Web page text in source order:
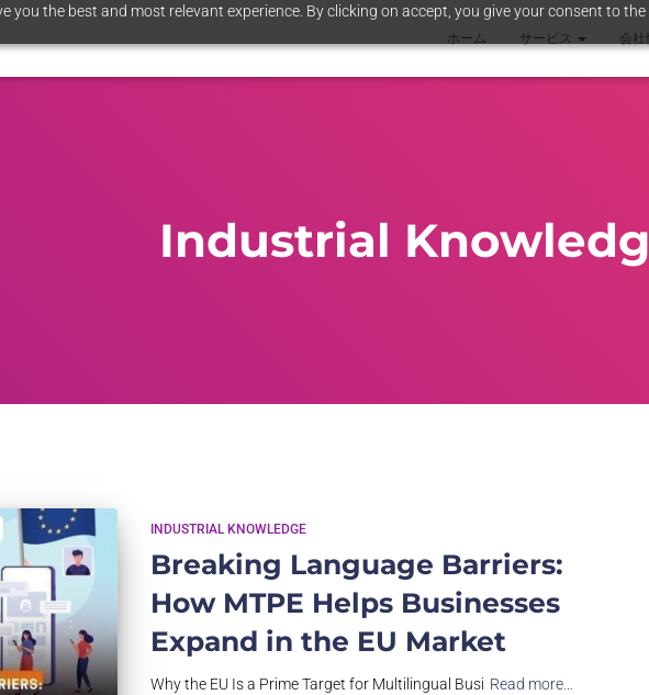
you the best and most relevant experience. By clicking on accept, you give your consent to
ホーム サービス 会社
Industrial
INDUSTRIAL KNOWLEDGE
Breaking Language Barriers:
How MTPE Helps Businesses
Expand in the EU Market
Why the EU Is a Prime Target for Multilingual Busi Read more…